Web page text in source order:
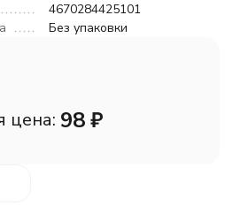
4670284425101
Без упаковки
цена: 98₽